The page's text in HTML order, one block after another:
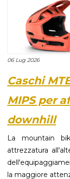
06 Lug 2026
Caschi
MIPS per
downhill
La mountain
attrezzatura
la maggiore